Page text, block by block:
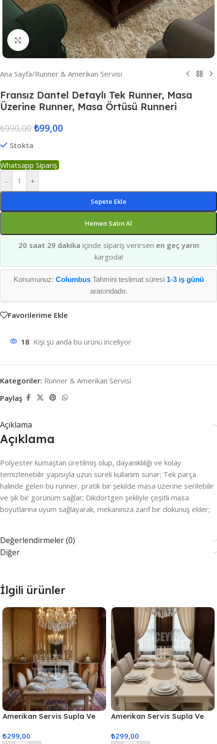
Resmi Büyüt
Ana Sayfa/Runner & Amerikan Servisi
Fransız Dantel Detaylı Tek Runner, Masa
Üzerine Runner, Masa Örtüsü Runneri
₺990,00 ₺99,00
Stokta
Whatsapp Sipariş
-
+
Sepete Ekle
Hemen Satın Al
20 saat 29 dakika içinde sipariş verirsen en geç yarın
kargoda!
Konumunuz: ColumbusTahmini teslimat süresi 1-3 iş günü
arasındadır.
Favorilerime Ekle
18 Kişi şu anda bu ürünü inceliyor
Kategoriler: Runner & Amerikan Servisi
Paylaş
Açıklama
Açıklama
Polyester kumaştan üretilmiş olup, dayanıklılığı ve kolay
temizlenebilir yapısıyla uzun süreli kullanım sunar; Tek parça
halinde gelen bu runner, pratik bir şekilde masa üzerine serilebilir
ve şık bir görünüm sağlar; Dikdörtgen şekliyle çeşitli masa
boyutlarına uyum sağlayarak, mekanınıza zarif bir dokunuş ekler;
Değerlendirmeler (0)
Diğer
İlgili ürünler
Amerikan Servis Supla Ve
₺299,00
Amerikan Servis Supla Ve
₺299,00